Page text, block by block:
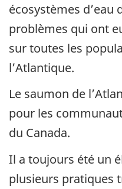
écosystèmes d’eau
problèmes qui ont
sur toutes les
l’Atlantique.
Le saumon de
pour les
du Canada.
Il a toujours été un
plusieurs pratiques